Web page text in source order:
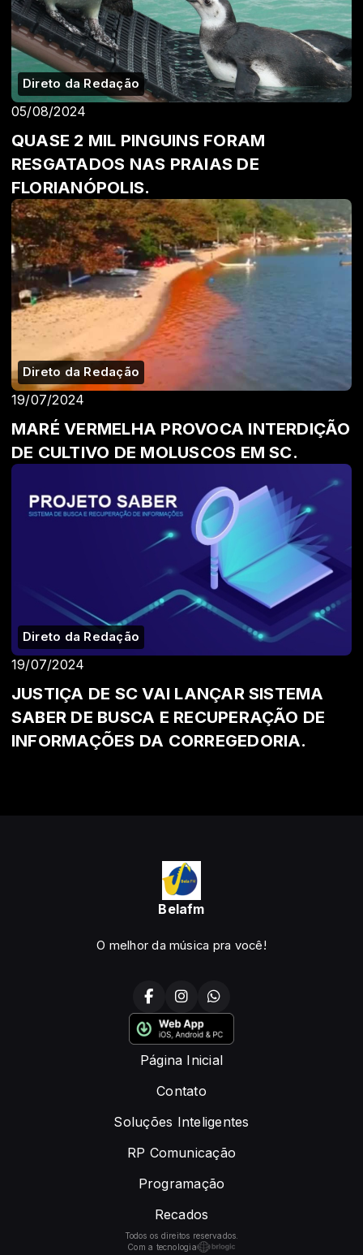
Direto da Redação
05/08/2024
QUASE 2 MIL PINGUINS FORAM
RESGATADOS NAS PRAIAS DE
FLORIANÓPOLIS.
Direto da Redação
19/07/2024
MARÉ VERMELHA PROVOCA INTERDIÇÃO
DE CULTIVO DE MOLUSCOS EM SC.
Direto da Redação
19/07/2024
JUSTIÇA DE SC VAI LANÇAR SISTEMA
SABER DE BUSCA E RECUPERAÇÃO DE
INFORMAÇÕES DA CORREGEDORIA.
Belafm
O melhor da música pra você!
Página Inicial
Contato
Soluções Inteligentes
RP Comunicação
Programação
Recados
Todos os direitos reservados.
Com a tecnologia